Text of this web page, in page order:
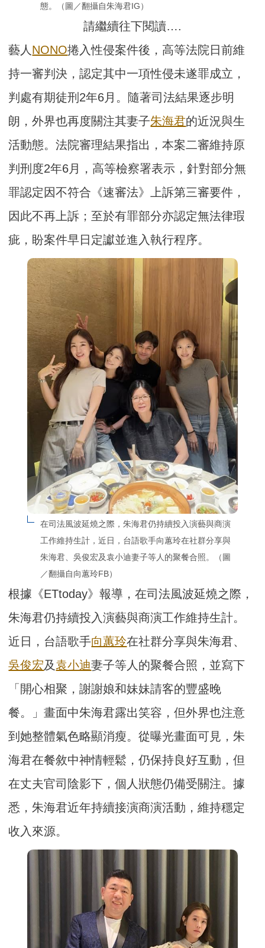
態。（圖／翻攝自朱海君IG）
請繼續往下閱讀….
藝人 NONO捲入性侵案件後，高等法院日前維
持一審判決，認定其中一項性侵未遂罪成立，
判處有期徒刑2年6月。隨著司法結果逐步明
朗，外界也再度關注其妻子朱海君的近況與生
活動態。法院審理結果指出，本案二審維持原
判刑度2年6月，高等檢察署表示，針對部分無
罪認定因不符合《速審法》上訴第三審要件，
因此不再上訴；至於有罪部分亦認定無法律瑕
疵，盼案件早日定讞並進入執行程序。
在司法風波延燒之際，朱海君仍持續投入演藝與商演
工作維持生計，近日，台語歌手向蕙玲在社群分享與
朱海君、吳俊宏及袁小迪妻子等人的聚餐合照。（圖
／翻攝自向蕙玲FB）
根據《ETtoday》報導，在司法風波延燒之際，
朱海君仍持續投入演藝與商演工作維持生計。
近日，台語歌手向蕙玲在社群分享與朱海君、
吳俊宏及袁小迪妻子等人的聚餐合照，並寫下
「開心相聚，謝謝娘和妹妹請客的豐盛晚
餐。」畫面中朱海君露出笑容，但外界也注意
到她整體氣色略顯消瘦。從曝光畫面可見，朱
海君在餐敘中神情輕鬆，仍保持良好互動，但
在丈夫官司陰影下，個人狀態仍備受關注。據
悉，朱海君近年持續接演商演活動，維持穩定
收入來源。